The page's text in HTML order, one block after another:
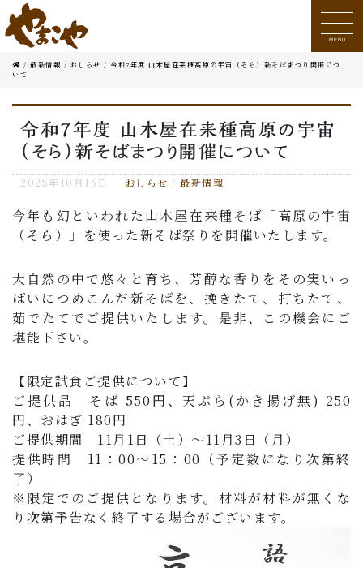
MENU
/ 最新情報 / おしらせ / 令和7年度 山木屋在来種高原の宇宙（そら）新そばまつり開催につ
いて
令和7年度 山木屋在来種高原の宇宙
（そら）新そばまつり開催について
2025年10月16日 おしらせ / 最新情報
今年も幻といわれた山木屋在来種そば「高原の宇宙
（そら）」を使った新そば祭りを開催いたします。
大自然の中で悠々と育ち、芳醇な香りをその実いっ
ぱいにつめこんだ新そばを、挽きたて、打ちたて、
茹でたてでご提供いたします。是非、この機会にご
堪能下さい。
【限定試食ご提供について】
ご提供品 そば 550円、天ぷら(かき揚げ無) 250
円、おはぎ 180円
ご提供期間 11月1日（土）～11月3日（月）
提供時間 11：00～15：00（予定数になり次第終
了）
※限定でのご提供となります。材料が材料が無くな
り次第予告なく終了する場合がございます。